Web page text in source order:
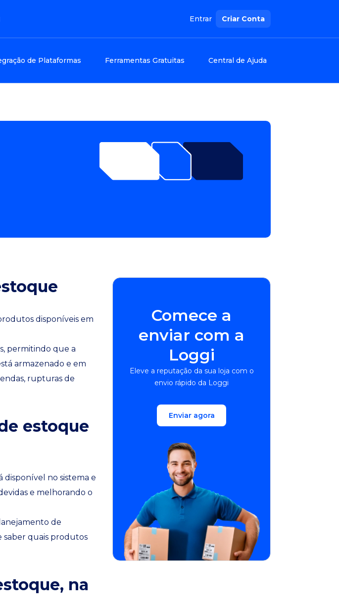
Entrar Criar Conta
de Plataformas Ferramentas Gratuitas Central de Ajuda
disponíveis em
permitindo que a
armazenado e em
rupturas de
estoque
disponível no sistema e
e melhorando o
de
saber quais produtos
na
Comece a
enviar com a
Loggi
Eleve a reputação da sua loja com o
envio rápido da Loggi
Enviar agora